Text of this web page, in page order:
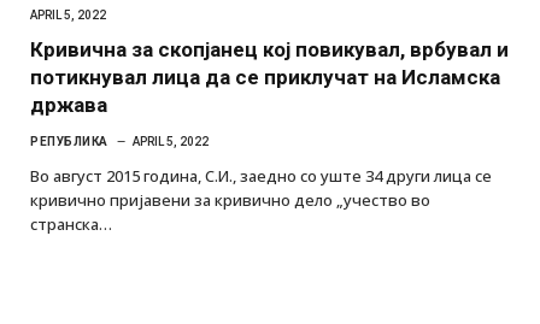
APRIL 5, 2022
Кривична за скопјанец кој повикувал, врбувал и
потикнувал лица да се приклучат на Исламска
држава
РЕПУБЛИКА APRIL 5, 2022
Во август 2015 година, С.И., заедно со уште 34 други лица се
кривично пријавени за кривично дело „учество во
странска…